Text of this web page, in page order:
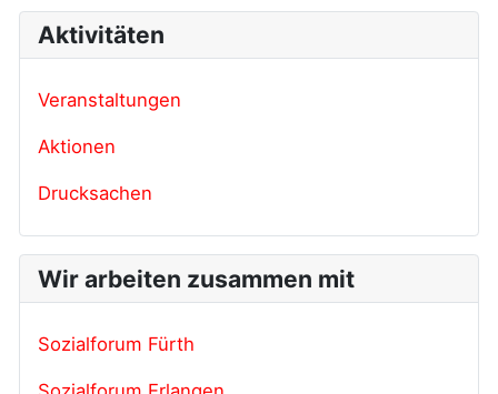
Aktivitäten
Veranstaltungen
Aktionen
Drucksachen
Wir arbeiten zusammen mit
Sozialforum Fürth